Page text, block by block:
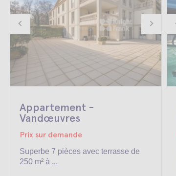
Appartement -
Vandœuvres
Prix sur demande
Superbe 7 pièces avec terrasse de
250 m² à ...